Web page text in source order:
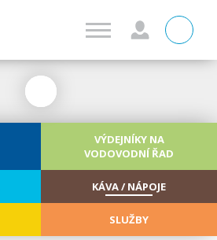
0
VÝDEJNÍKY NA
VODOVODNÍ ŘAD
KÁVA / NÁPOJE
SLUŽBY